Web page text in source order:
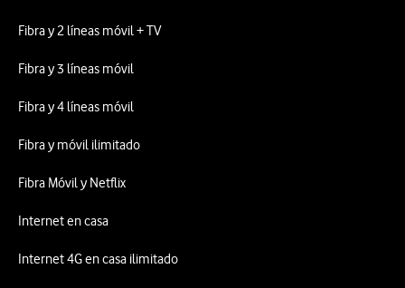
Fibra y 2 líneas móvil + TV
Fibra y 3 líneas móvil
Fibra y 4 líneas móvil
Fibra y móvil ilimitado
Fibra Móvil y Netflix
Internet en casa
Internet 4G en casa ilimitado